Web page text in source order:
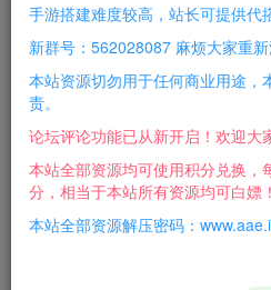
游戏介绍：
自行研究，会弄的弄，不会
好像有后门，研究的时候在虚拟
游戏截图：
手游搭建难度较高，站长可提供代
新群号：562028087 麻烦大家重新
本站资源切勿用于任何商业用途，
责。
论坛评论功能已从新开启！欢迎大
本站全部资源均可使用积分兑换，
分，相当于本站所有资源均可白嫖！
本站全部资源解压密码：